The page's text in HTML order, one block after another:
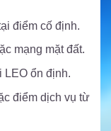
điểm cố định.
mạng mặt đất.
LEO ổn định.
điểm dịch vụ từ